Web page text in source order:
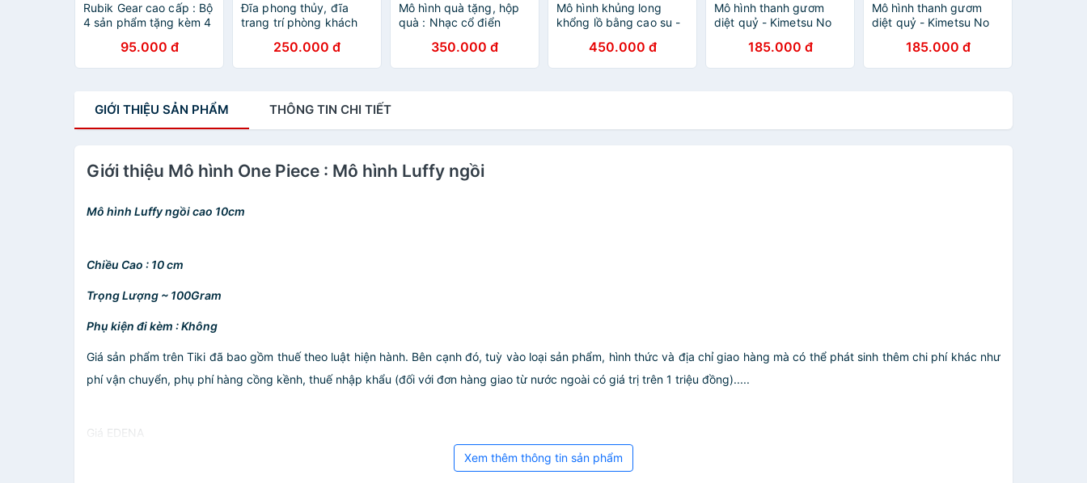
Rubik Gear cao cấp : Bộ
4 sản phẩm tặng kèm 4
95.000 đ
Đĩa phong thủy, đĩa
trang trí phòng khách
250.000 đ
Mô hình quà tặng, hộp
quà : Nhạc cổ điển
350.000 đ
Mô hình khủng long
khổng lồ bằng cao su -
450.000 đ
Mô hình thanh gươm
diệt quỷ - Kimetsu No
Himejima Gyoumei
185.000 đ
Mô hình thanh gươm
diệt quỷ - Kimetsu No
185.000 đ
GIỚI THIỆU SẢN PHẨM THÔNG TIN CHI TIẾT
Giới thiệu Mô hình One Piece : Mô hình Luffy ngồi
Mô hình Luffy ngồi cao 10cm
Chiều Cao : 10 cm
Trọng Lượng ~ 100Gram
Phụ kiện đi kèm : Không
Giá sản phẩm trên Tiki đã bao gồm thuế theo luật hiện hành. Bên cạnh đó, tuỳ vào loại sản phẩm, hình thức và địa chỉ giao hàng mà có thể phát sinh thêm chi phí khác như
phí vận chuyển, phụ phí hàng cồng kềnh, thuế nhập khẩu (đối với đơn hàng giao từ nước ngoài có giá trị trên 1 triệu đồng).....
Giá EDENA
Xem thêm thông tin sản phẩm